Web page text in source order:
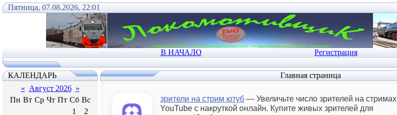
Пятница, 07.08.2026, 22:01
В НАЧАЛО Регистрация
КАЛЕНДАРЬ
« Август 2026 »
Пн Вт Ср Чт Пт Сб Вс
1
2
Главная страница
зрители на стрим ютуб — Увеличьте число зрителей на стримах
YouTube с накруткой онлайн. Купите живых зрителей для